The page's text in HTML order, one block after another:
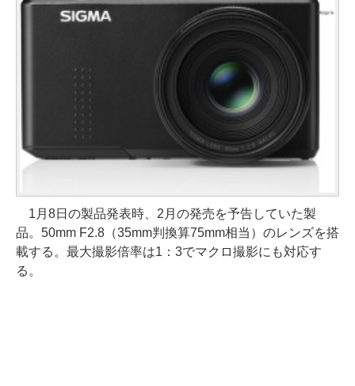
1月8日の製品発表時、2月の発売を予告していた製
品。50mm F2.8（35mm判換算75mm相当）のレンズを搭
載する。最大撮影倍率は1：3でマクロ撮影にも対応す
る。